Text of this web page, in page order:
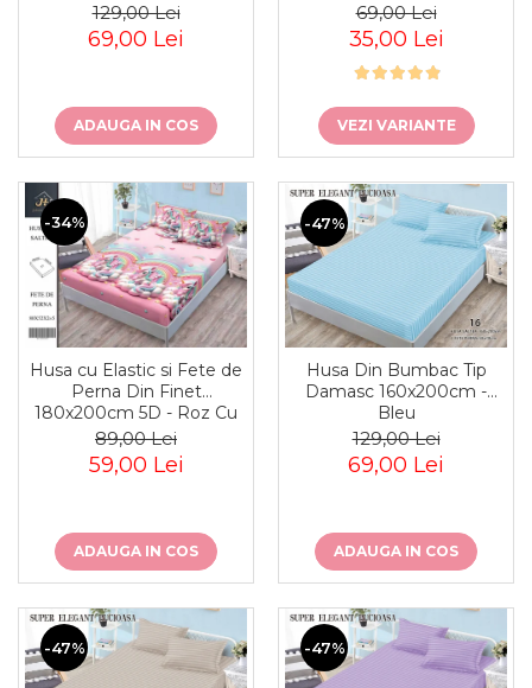
129,00 Lei
69,00 Lei
ADAUGA IN COS
69,00 Lei
35,00 Lei
VEZI VARIANTE
-34%
Husa cu Elastic si Fete de
Perna Din Finet
180x200cm 5D - Roz Cu
Unicorni Pe Norisori
89,00 Lei
59,00 Lei
ADAUGA IN COS
-47%
Husa Din Bumbac Tip
Damasc 160x200cm -
Bleu
129,00 Lei
69,00 Lei
ADAUGA IN COS
-47% -47%